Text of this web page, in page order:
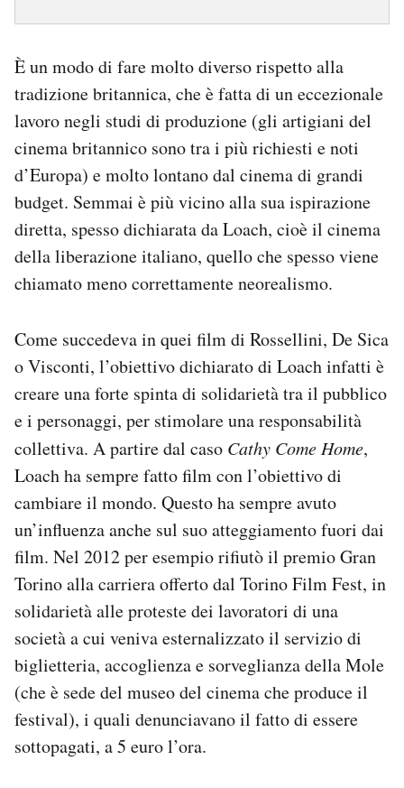
È un modo di fare molto diverso rispetto alla
tradizione britannica, che è fatta di un eccezionale
lavoro negli studi di produzione (gli artigiani del
cinema britannico sono tra i più richiesti e noti
d’Europa) e molto lontano dal cinema di grandi
budget. Semmai è più vicino alla sua ispirazione
diretta, spesso dichiarata da Loach, cioè il cinema
della liberazione italiano, quello che spesso viene
chiamato meno correttamente neorealismo.
Come succedeva in quei film di Rossellini, De Sica
o Visconti, l’obiettivo dichiarato di Loach infatti è
creare una forte spinta di solidarietà tra il pubblico
e i personaggi, per stimolare una responsabilità
collettiva. A partire dal caso Cathy Come Home,
Loach ha sempre fatto film con l’obiettivo di
cambiare il mondo. Questo ha sempre avuto
un’influenza anche sul suo atteggiamento fuori dai
film. Nel 2012 per esempio rifiutò il premio Gran
Torino alla carriera offerto dal Torino Film Fest, in
solidarietà alle proteste dei lavoratori di una
società a cui veniva esternalizzato il servizio di
biglietteria, accoglienza e sorveglianza della Mole
(che è sede del museo del cinema che produce il
festival), i quali denunciavano il fatto di essere
sottopagati, a 5 euro l’ora.